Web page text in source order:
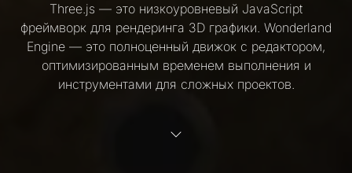
Three.js — это низкоуровневый JavaScript
фреймворк для рендеринга 3D графики. Wonderland
Engine — это полноценный движок с редактором,
оптимизированным временем выполнения и
инструментами для сложных проектов.